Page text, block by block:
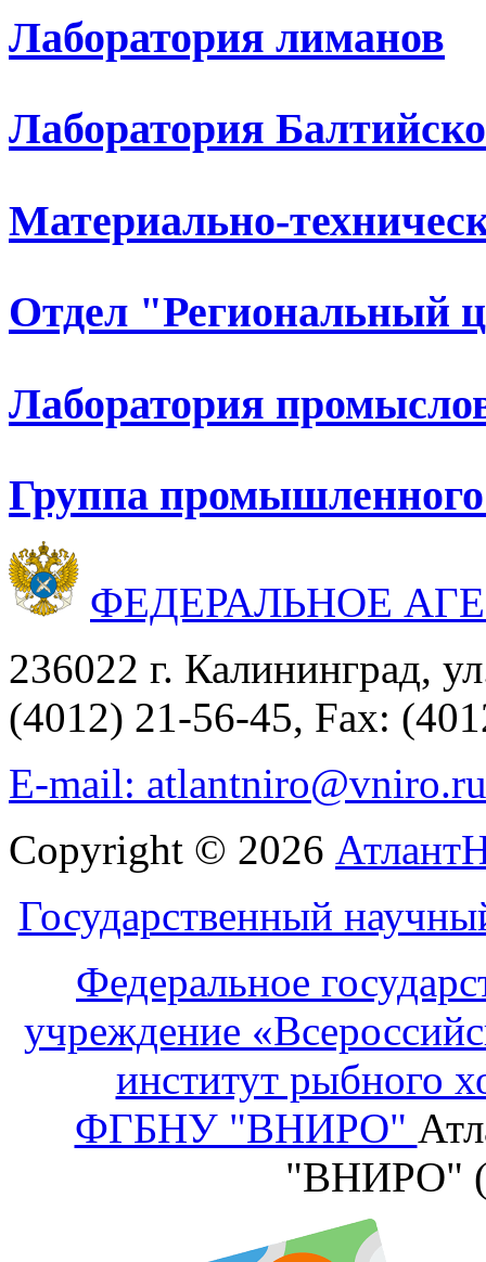
Лаборатория лиманов
Лаборатория
Материально-
Отдел "Региональный
Лаборатория
Группа
ФЕДЕРАЛЬНОЕ
236022 г. Калининград,
(4012) 21-56-45, Fax:
E-mail: atlantniro@vniro.ru
Copyright © 2026
Государственный
Федеральное
учреждение
институт рыбного
ФГБНУ "ВНИРО"
"ВНИРО"